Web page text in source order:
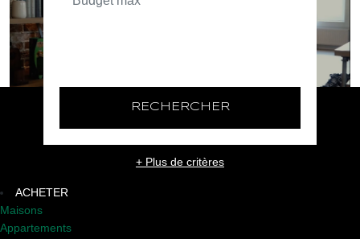
RECHERCHER
+ Plus de critères
ACHETER
Maisons
Appartements